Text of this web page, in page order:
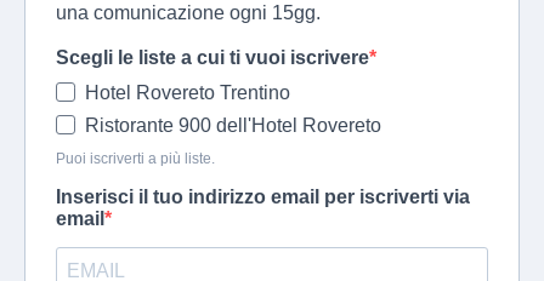
una comunicazione ogni 15gg.
Scegli le liste a cui ti vuoi iscrivere
Hotel Rovereto Trentino
Ristorante 900 dell'Hotel Rovereto
Puoi iscriverti a più liste.
Inserisci il tuo indirizzo email per iscriverti via
email